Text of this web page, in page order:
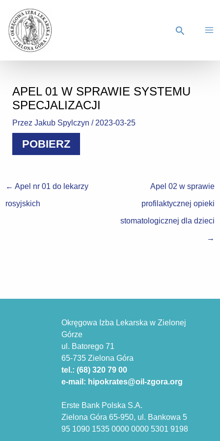
APEL 01 W SPRAWIE SYSTEMU
SPECJALIZACJI
PrzezJakub Spylczyn/ 2023-03-25
POBIERZ
← Apel nr 01 do lekarzy
rosyjskich
Apel 02 w sprawie
profilaktycznej opieki
stomatologicznej dla dzieci
→
Okręgowa Izba Lekarska w Zielonej
Górze
ul. Batorego 71
65-735 Zielona Góra
tel.: (68) 320 79 00
e-mail: hipokrates@oil-zgora.org
Erste Bank Polska S.A.
Zielona Góra 65-950, ul. Bankowa 5
95 1090 1535 0000 0000 5301 9198